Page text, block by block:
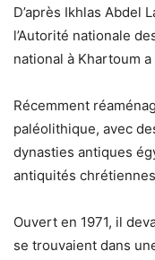
D’après Ikhlas Abdel
l’Autorité nationale
national à Khartoum a
Récemment
paléolithique, avec
dynasties antiques
antiquités
Ouvert en 1971, il
se trouvaient dans